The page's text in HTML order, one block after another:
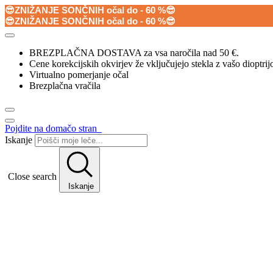
😎ZNIŽANJE SONČNIH očal do - 60 %😎
😎ZNIŽANJE SONČNIH očal do - 60 %😎
BREZPLAČNA DOSTAVA za vsa naročila nad 50 €.
Cene korekcijskih okvirjev že vključujejo stekla z vašo
Virtualno pomerjanje očal
Brezplačna vračila
Pojdite na domačo stran
Iskanje
Close search
Iskanje